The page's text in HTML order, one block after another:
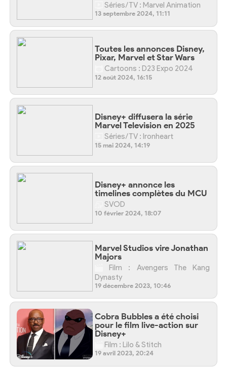
Séries/TV : Marvel Animation
13 septembre 2024, 11:11
Toutes les annonces Disney,
Pixar, Marvel et Star Wars
Cartoons : D23 Expo 2024
12 août 2024, 16:15
Disney+ diffusera la série
Marvel Television en 2025
Séries/TV : Ironheart
15 mai 2024, 14:19
Disney+ annonce les
timelines complètes du MCU
SVOD
10 février 2024, 18:07
Marvel Studios vire Jonathan
Majors
Film : Avengers The Kang
Dynasty
19 décembre 2023, 10:46
Cobra Bubbles a été choisi
pour le film live-action sur
Disney+
Film : Lilo & Stitch
19 avril 2023, 20:24